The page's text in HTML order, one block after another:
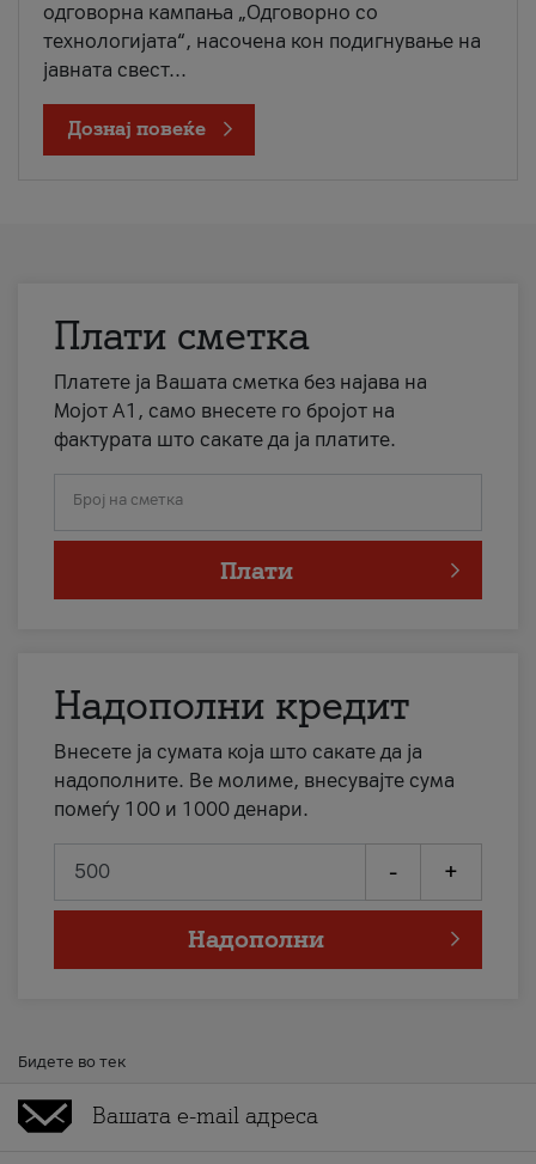
одговорна кампања „Одговорно со
технологијата“, насочена кон подигнување на
јавната свест...
Дознај повеќе
Плати сметка
Платете ја Вашата сметка без најава на
Мојот А1, само внесете го бројот на
фактурата што сакате да ја платите.
Број на сметка
Плати
Надополни кредит
Внесете ја сумата која што сакате да ја
надополните. Ве молиме, внесувајте сума
помеѓу 100 и 1000 денари.
- +
Надополни
Бидете во тек